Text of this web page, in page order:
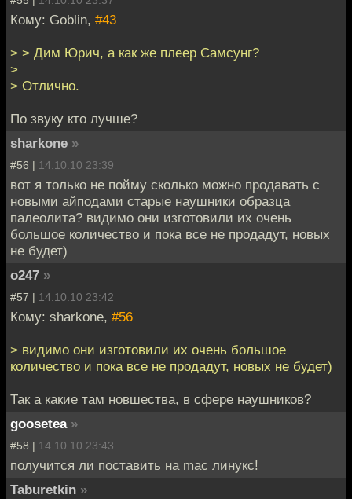
Кому: Goblin, #43
> > Дим Юрич, а как же плеер Самсунг?
>
> Отлично.
По звуку кто лучше?
sharkone »
#56 | 14.10.10 23:39
вот я только не пойму сколько можно продавать с
новыми айподами старые наушники образца
палеолита? видимо они изготовили их очень
большое количество и пока все не продадут, новых
не будет)
o247 »
#57 | 14.10.10 23:42
Кому: sharkone, #56
> видимо они изготовили их очень большое
количество и пока все не продадут, новых не будет)
Так а какие там новшества, в сфере наушников?
goosetea »
#58 | 14.10.10 23:43
получится ли поставить на mac линукс!
Taburetkin »